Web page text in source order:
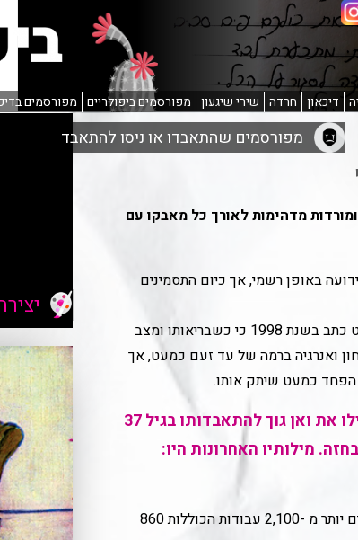
דיכאון חרדה שירי שיגעון מפורסמים ביפולריים מפורסמים
מדהימות לאורך כל מאבקו עם
באופן רשמי, אך כיום התסמינים
מבקר אמנות בוושינגטון פוסט כתב בשנת 1998 כי כשבריאותו ומצב
ואנרגיה ברמה של עד זעם כמעט, אך
כמעט שיתק אותו.
הדיכאונות הארוכים הובילו את ואן גוך להתאבדותו בגיל 37
מילותיו האחרונות היו:
תוך 37 שנים בלבד הוא השלים יותר מ -2,100 עבודות הכוללות 860
מפורסמים שהתאבדו או ניסו להתאבד